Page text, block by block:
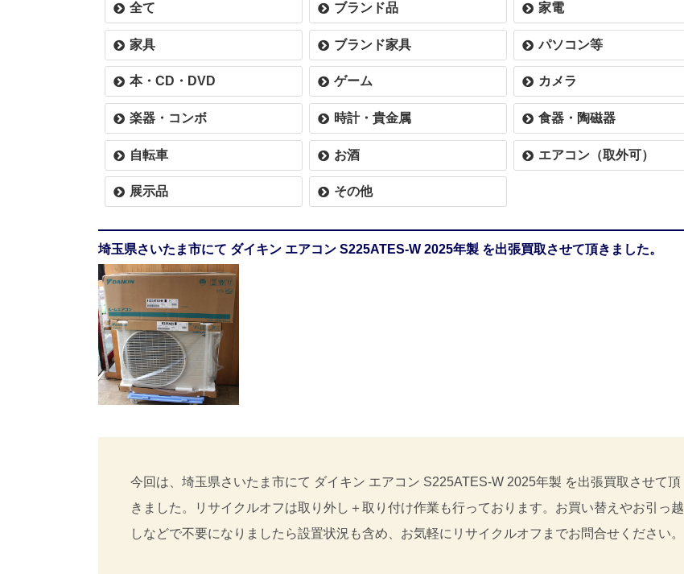
全て ブランド品 家電
家具 ブランド家具 パソコン等
本・CD・DVD ゲーム カメラ
楽器・コンボ 時計・貴金属 食器・陶磁器
自転車 お酒 エアコン（取外可）
展示品 その他
埼玉県さいたま市にて ダイキン エアコン S225ATES-W 2025年製 を出張買取させて頂きました。
今回は、埼玉県さいたま市にて ダイキン エアコン S225ATES-W 2025年製 を出張買取させて頂
きました。リサイクルオフは取り外し＋取り付け作業も行っております。お買い替えやお引っ越
しなどで不要になりましたら設置状況も含め、お気軽にリサイクルオフまでお問合せください。